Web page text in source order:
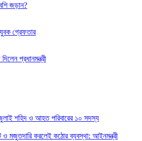
জড়ান?
গ্রেফতার
প্রধানমন্ত্রী
শহিদ ও আহত পরিবারের ১০ সদস্য
ও মজুতদারি করলেই কঠোর ব্যবস্থা: আইনমন্ত্রী